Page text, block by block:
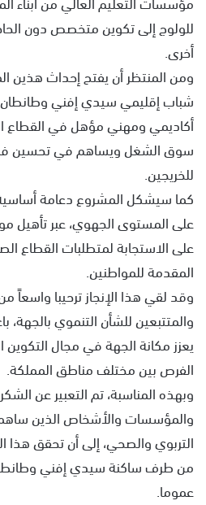
للولوج إلى تكوين متخصص دون
أخرى.
ومن المنتظر أن يفتح إحداث هذين
شباب إقليمي سيدي إفني
أكاديمي ومهني مؤهل في القطاع
سوق الشغل ويساهم في تحسين
للخريجين.
كما سيشكل المشروع دعامة
على المستوى الجهوي، عبر تأهيل
على الاستجابة لمتطلبات القطاع
المقدمة للمواطنين.
وقد لقي هذا الإنجاز ترحيبا واسعاً
والمتتبعين للشأن التنموي بالجهة،
يعزز مكانة الجهة في مجال
الفرص بين مختلف مناطق المملكة.
وبهذه المناسبة، تم التعبير عن
والمؤسسات والأشخاص الذين
التربوي والصحي، إلى أن تحقق هذا
من طرف ساكنة سيدي إفني
عموما.